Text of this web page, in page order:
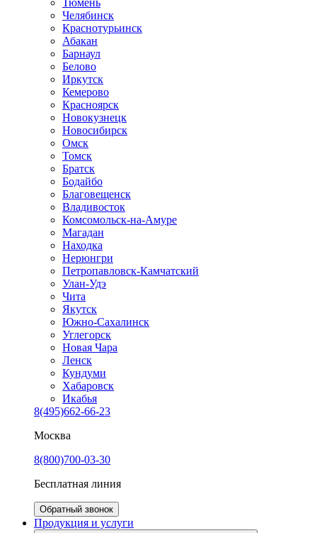
Челябинск
Краснотурьинск
Абакан
Барнаул
Белово
Иркутск
Кемерово
Красноярск
Новокузнецк
Новосибирск
Омск
Томск
Братск
Бодайбо
Благовещенск
Владивосток
Комсомольск-на-Амуре
Магадан
Находка
Нерюнгри
Петропавловск-Камчатский
Улан-Удэ
Чита
Якутск
Южно-Сахалинск
Углегорск
Новая Чара
Ленск
Кундуми
Хабаровск
Икабья
8(495)662-66-23
Москва
8(800)700-03-30
Бесплатная линия
Обратный звонок
Продукция и услуги